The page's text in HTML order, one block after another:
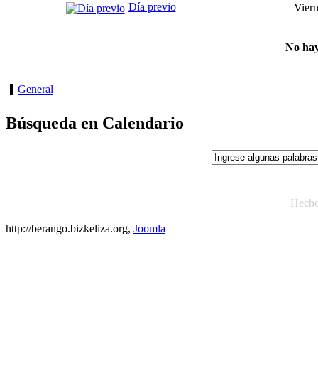
Día previo
No
General
Búsqueda en Calendario
http://berango.bizkeliza.org, Joomla